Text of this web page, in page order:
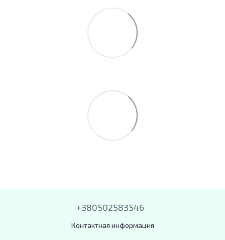
+380502583546
Контактная информация